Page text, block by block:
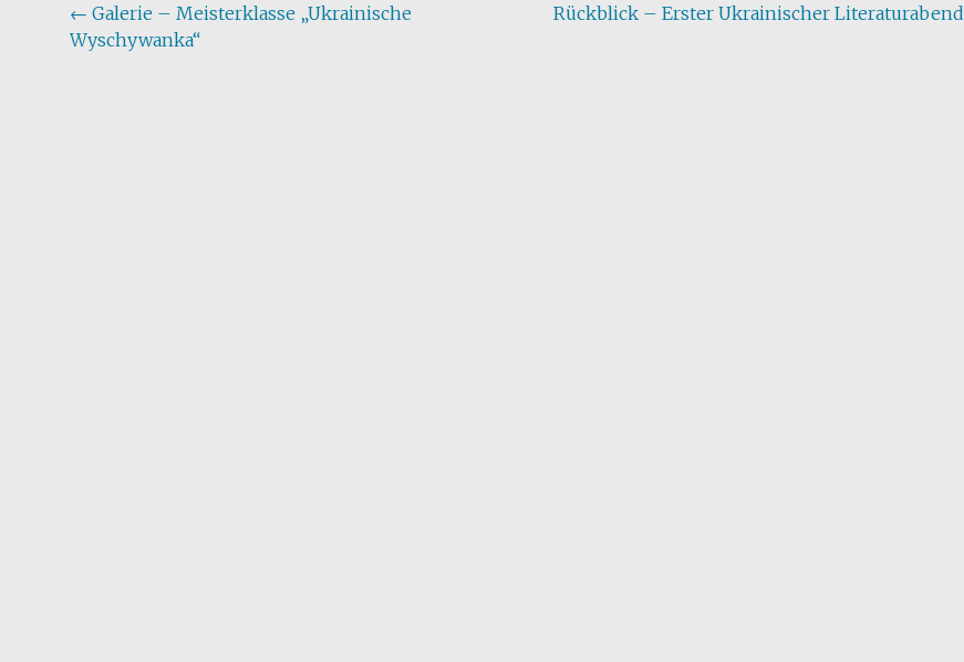
Beitragsnavigation
← Galerie – Meisterklasse „Ukrainische
Wyschywanka“
Rückblick – Erster Ukrainischer Literaturabend